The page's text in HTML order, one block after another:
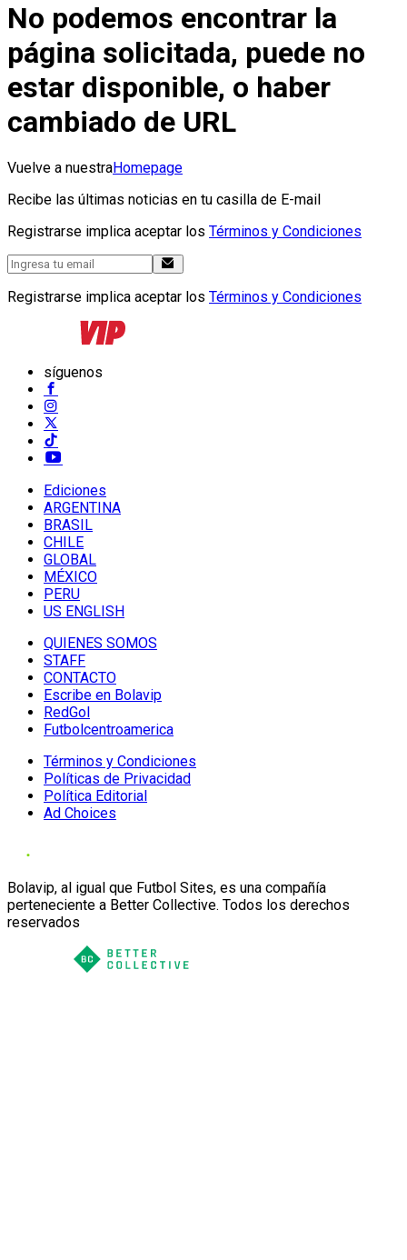
No podemos encontrar la
página solicitada, puede no
estar disponible, o haber
cambiado de URL
Vuelve a nuestraHomepage
Recibe las últimas noticias en tu casilla de E-mail
Registrarse implica aceptar los Términos y Condiciones
Registrarse implica aceptar los Términos y Condiciones
síguenos
Ediciones
ARGENTINA
BRASIL
CHILE
GLOBAL
MÉXICO
PERU
US ENGLISH
QUIENES SOMOS
STAFF
CONTACTO
Escribe en Bolavip
RedGol
Futbolcentroamerica
Términos y Condiciones
Políticas de Privacidad
Política Editorial
Ad Choices
Bolavip, al igual que Futbol Sites, es una compañía
perteneciente a Better Collective. Todos los derechos
reservados